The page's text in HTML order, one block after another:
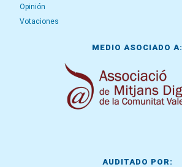
Opinión
Votaciones
MEDIO ASOCIADO A:
AUDITADO POR: